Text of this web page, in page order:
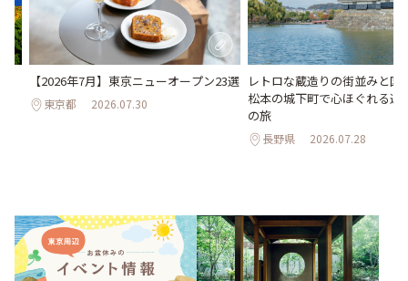
【2026年7月】東京ニューオープン23選
東京都 2026.07.30
レトロな蔵造りの街並みと国
松本の城下町で心ほぐれる週
の旅
長野県 2026.07.28